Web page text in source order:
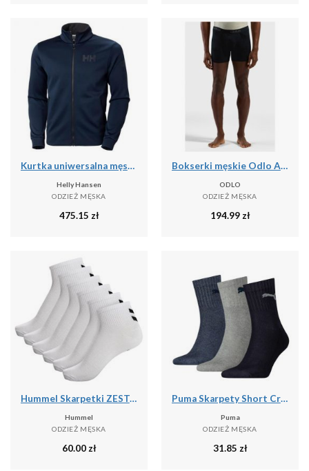
Kurtka uniwersalna męska Helly Hansen Hp Fleece
Helly Hansen
ODZIEŻ MĘSKA
475.15 zł
Bokserki męskie Odlo ACTIVE F-DRY GRAPHIC 2 PACK
ODLO
ODZIEŻ MĘSKA
194.99 zł
Hummel Skarpetki ZESTAW 6-Pack Z SZEWRONAMI MID CUT
Hummel
ODZIEŻ MĘSKA
60.00 zł
Puma Skarpety Short Crew 3-Pak 90611058
Puma
ODZIEŻ MĘSKA
31.85 zł